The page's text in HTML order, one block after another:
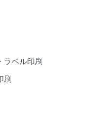
ラベル印刷
刷